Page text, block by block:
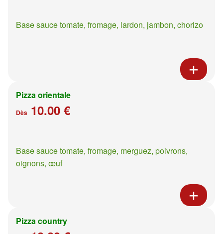
Base sauce tomate, fromage, lardon, jambon, chorizo
Pizza orientale
Dès 10.00 €
Base sauce tomate, fromage, merguez, poivrons,
oignons, œuf
Pizza country